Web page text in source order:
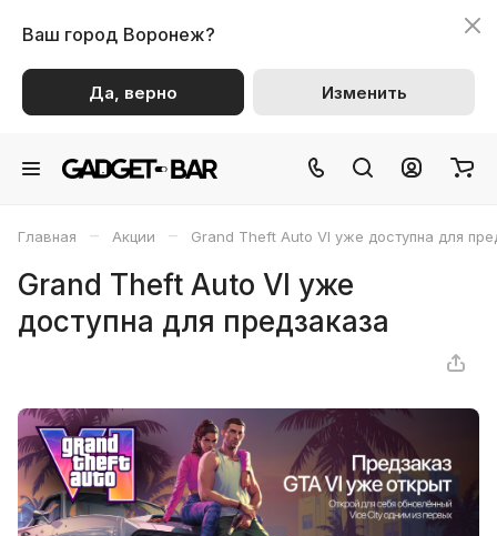
Ваш город Воронеж?
Да, верно Изменить
Главная – Акции – Grand Theft Auto VI уже доступна для
Grand Theft Auto VI уже
доступна для предзаказа